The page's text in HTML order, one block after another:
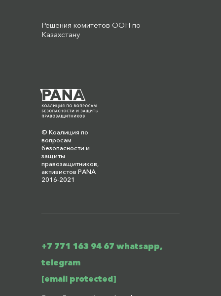
© Коалиция по
вопросам
безопасности и
защиты
правозащитников,
активистов PANA
2016-2021
Решения комитетов ООН по
Казахстану
+7 771 163 94 67 whatsapp,
telegram
[email protected]